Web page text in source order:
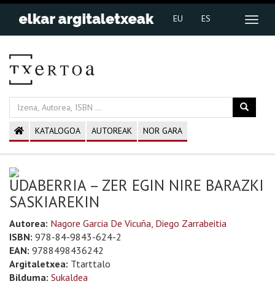
EU ES
KATALOGOA AUTOREAK NOR GARA
UDABERRIA – ZER EGIN NIRE BARAZKI
SASKIAREKIN
Autorea: Nagore Garcia De Vicuña, Diego Zarrabeitia
ISBN: 978-84-9843-624-2
EAN: 9788498436242
Argitaletxea: Ttarttalo
Bilduma: Sukaldea